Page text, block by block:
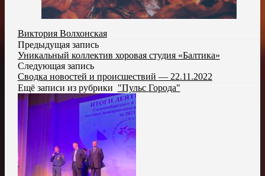
Виктория Волхонская
Предыдущая запись
Уникальный коллектив хоровая студия «Балтика»
Следующая запись
Сводка новостей и происшествий — 22.11.2022
Ещё записи из рубрики "Пульс Города"